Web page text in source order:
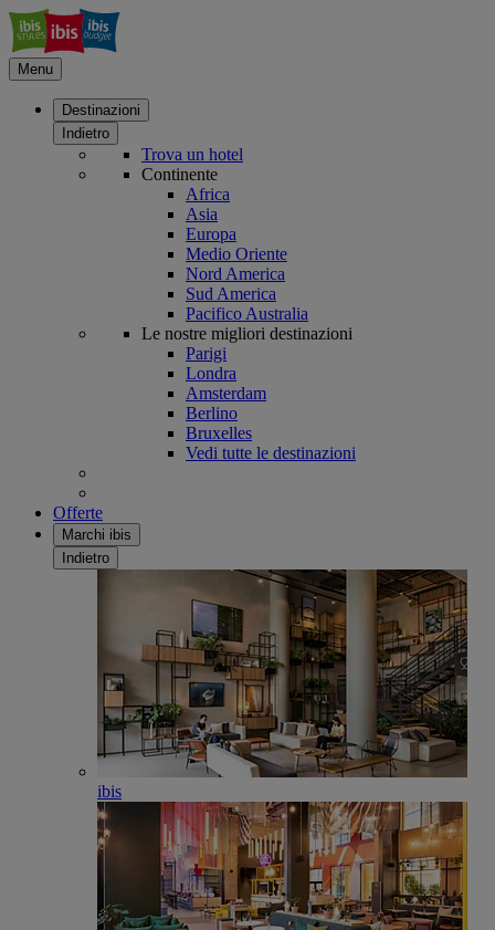
Menu
Destinazioni
Indietro
Trova un hotel
Continente
Africa
Asia
Europa
Medio Oriente
Nord America
Sud America
Pacifico Australia
Le nostre migliori destinazioni
Parigi
Londra
Amsterdam
Berlino
Bruxelles
Vedi tutte le destinazioni
Offerte
Marchi ibis
Indietro
ibis